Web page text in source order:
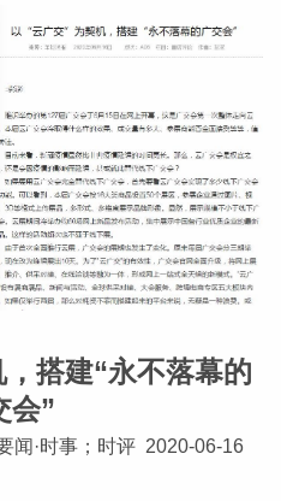
搭建“永不落幕的
会”
闻·时事；时评 2020-06-16